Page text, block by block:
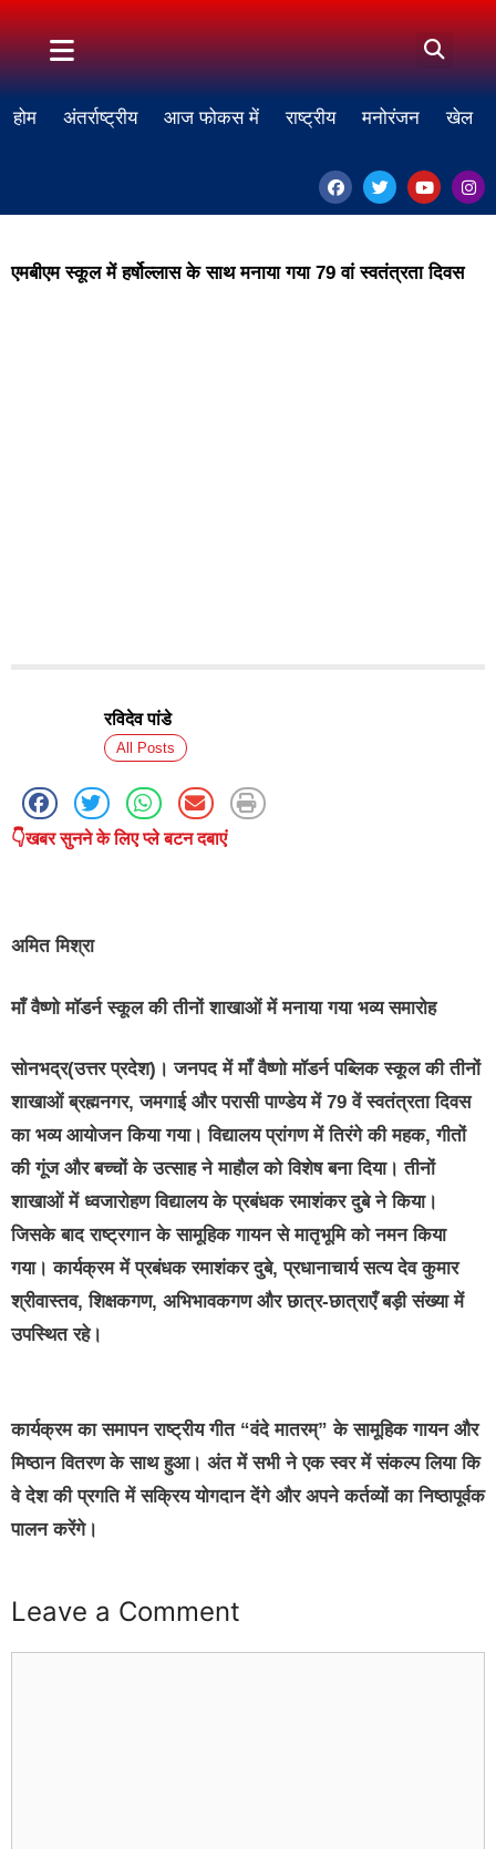
होम अंतर्राष्ट्रीय आज फोकस में राष्ट्रीय मनोरंजन खेल
एमबीएम स्कूल में हर्षोल्लास के साथ मनाया गया 79 वां स्वतंत्रता दिवस
रविदेव पांडे
All Posts
👇खबर सुनने के लिए प्ले बटन दबाएं
अमित मिश्रा
माँ वैष्णो मॉडर्न स्कूल की तीनों शाखाओं में मनाया गया भव्य समारोह
सोनभद्र(उत्तर प्रदेश)। जनपद में माँ वैष्णो मॉडर्न पब्लिक स्कूल की तीनों
शाखाओं ब्रह्मनगर, जमगाई और परासी पाण्डेय में 79 वें स्वतंत्रता दिवस
का भव्य आयोजन किया गया। विद्यालय प्रांगण में तिरंगे की महक, गीतों
की गूंज और बच्चों के उत्साह ने माहौल को विशेष बना दिया। तीनों
शाखाओं में ध्वजारोहण विद्यालय के प्रबंधक रमाशंकर दुबे ने किया।
जिसके बाद राष्ट्रगान के सामूहिक गायन से मातृभूमि को नमन किया
गया। कार्यक्रम में प्रबंधक रमाशंकर दुबे, प्रधानाचार्य सत्य देव कुमार
श्रीवास्तव, शिक्षकगण, अभिभावकगण और छात्र-छात्राएँ बड़ी संख्या में
उपस्थित रहे।
कार्यक्रम का समापन राष्ट्रीय गीत “वंदे मातरम्” के सामूहिक गायन और
मिष्ठान वितरण के साथ हुआ। अंत में सभी ने एक स्वर में संकल्प लिया कि
वे देश की प्रगति में सक्रिय योगदान देंगे और अपने कर्तव्यों का निष्ठापूर्वक
पालन करेंगे।
Leave a Comment